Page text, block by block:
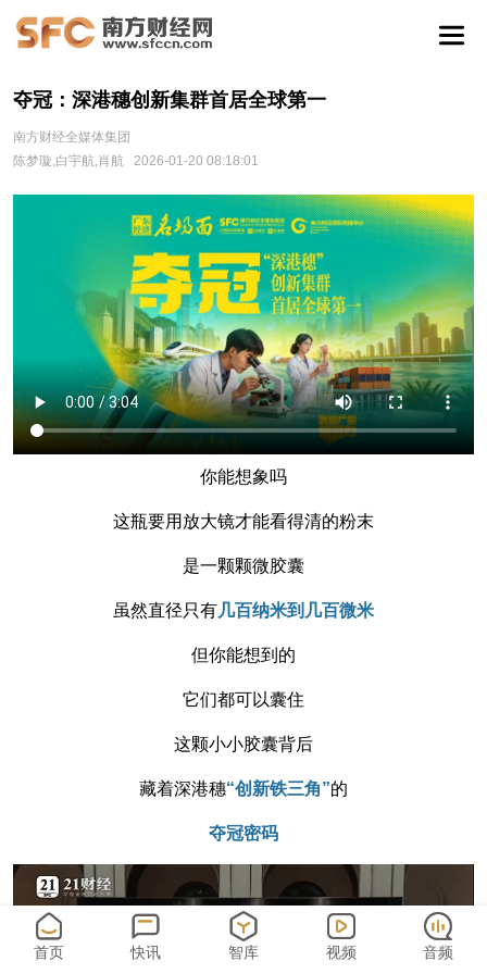
夺冠：深港穗创新集群首居全球第一
南方财经全媒体集团
陈梦璇,白宇航,肖航
2026-01-20 08:18:01
你能想象吗
这瓶要用放大镜才能看得清的粉末
是一颗颗微胶囊
虽然直径只有几百纳米到几百微米
但你能想到的
它们都可以囊住
这颗小小胶囊背后
藏着深港穗“创新铁三角”的
夺冠密码
首页 快讯 智库 视频 音频